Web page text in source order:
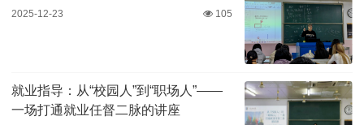
2025-12-23 105
就业指导：从“校园人”到“职场人”——
一场打通就业任督二脉的讲座